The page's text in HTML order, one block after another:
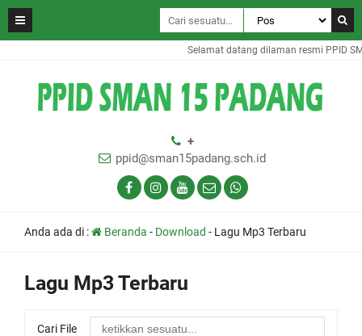
Selamat datang dilaman resmi PPID
+
ppid@sman15padang.sch.id
Anda ada di : Beranda - Download - Lagu Mp3 Terbaru
Lagu Mp3 Terbaru
Cari File